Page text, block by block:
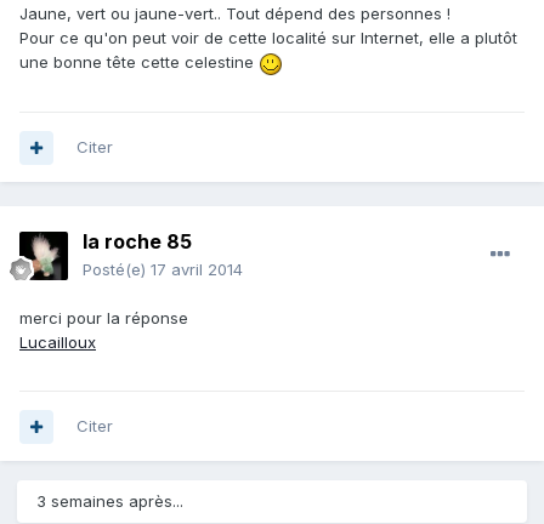
Jaune, vert ou jaune-vert.. Tout dépend des personnes !
Pour ce qu'on peut voir de cette localité sur Internet, elle a plutôt
une bonne tête cette celestine
Citer
la roche 85
Posté(e) 17 avril 2014
merci pour la réponse
Lucailloux
Citer
3 semaines après...